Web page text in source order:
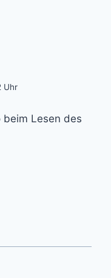
Uhr
beim Lesen des